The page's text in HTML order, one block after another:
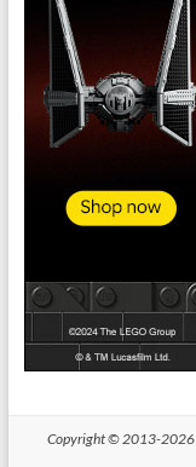
Copyright © 2013-2026